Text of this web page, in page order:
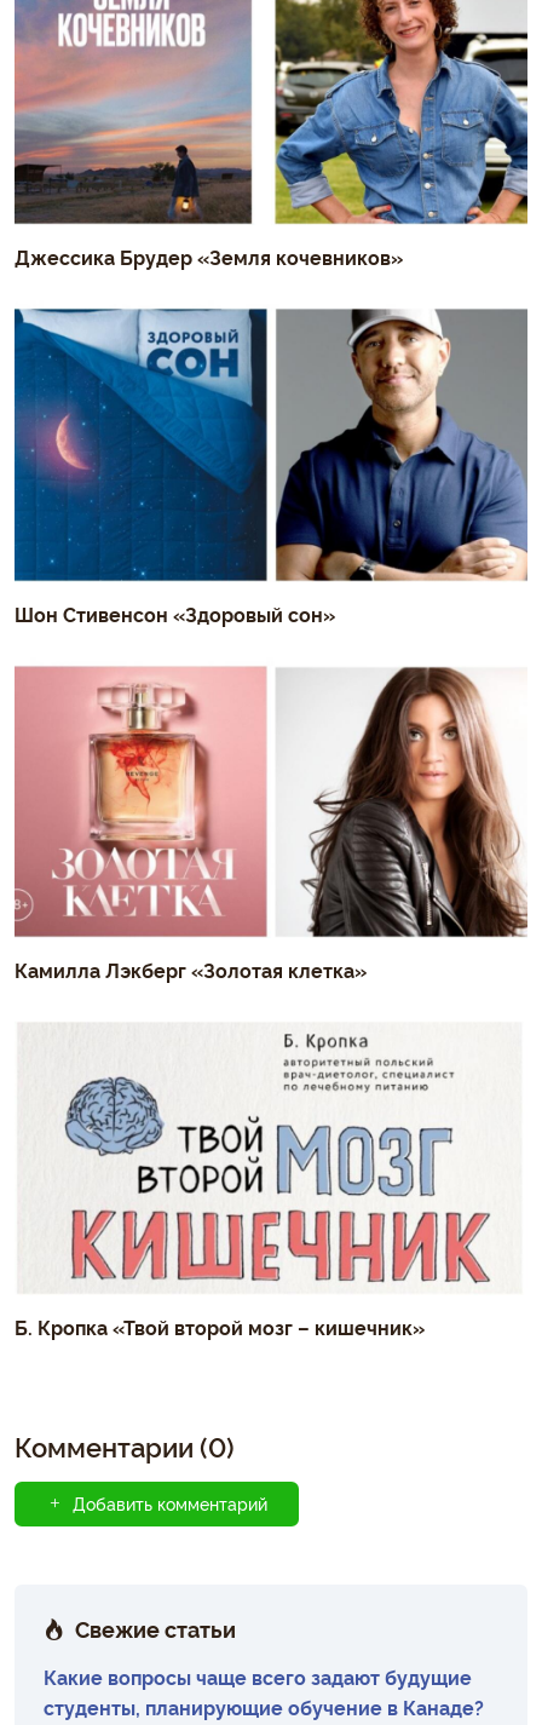
Джессика Брудер «Земля кочевников»
Шон Стивенсон «Здоровый сон»
Камилла Лэкберг «Золотая клетка»
Б. Кропка «Твой второй мозг – кишечник»
Комментарии (0)
Добавить комментарий
Свежие статьи
Какие вопросы чаще всего задают будущие
студенты, планирующие обучение в Канаде?